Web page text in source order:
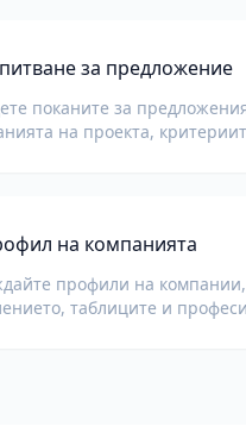
за предложение
поканите за
на проекта,
на компанията
профили на компании,
таблиците и